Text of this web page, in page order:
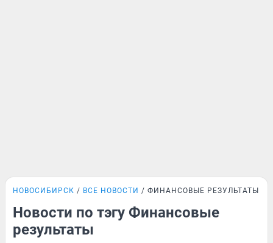
НОВОСИБИРСК ВСЕ НОВОСТИ ФИНАНСОВЫЕ РЕЗУЛЬТАТЫ
Новости по тэгу Финансовые
результаты